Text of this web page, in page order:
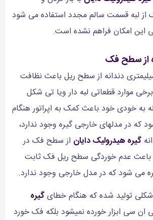
از لبه قسمت سالم مجدد استفاده می شود
این امکان فراهم نشده است.
از سطح فک
دندانه از سطح ریل باعث نظافت
موارد قطعاتی لبه دار ویا تی شکل
به خودی خود باعث کمک به اپراتور هنگام
در مدلهای خارجی گیره وجود ندارد،
گیره هیدرولیک دایان از سطح فک در
عدم خوردگی سطح ریل فک ثابت
می شود که در مدل خارجی وجود ندارد.
تولید شده که هنگام خطایگیره
ان سی ابزار خورده نمیشود بلکه فک خورد